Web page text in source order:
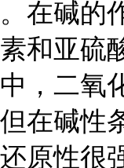
。在碱的
素和亚硫
中，二氧
但在碱性
还原性很